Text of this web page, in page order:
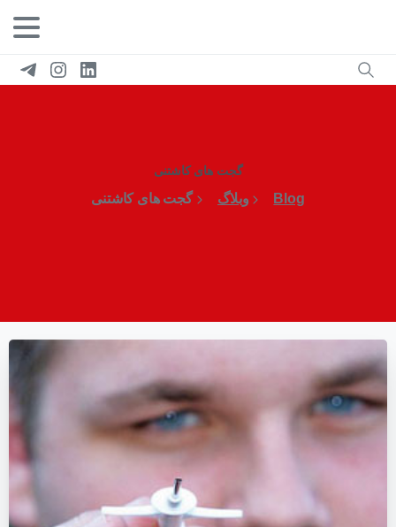
گجت های کاشتنی
Blog وبلاگ گجت های کاشتنی